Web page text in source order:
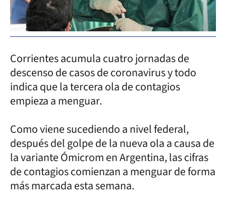
Corrientes acumula cuatro jornadas de
descenso de casos de coronavirus y todo
indica que la tercera ola de contagios
empieza a menguar.
Como viene sucediendo a nivel federal,
después del golpe de la nueva ola a causa de
la variante Ómicrom en Argentina, las cifras
de contagios comienzan a menguar de forma
más marcada esta semana.